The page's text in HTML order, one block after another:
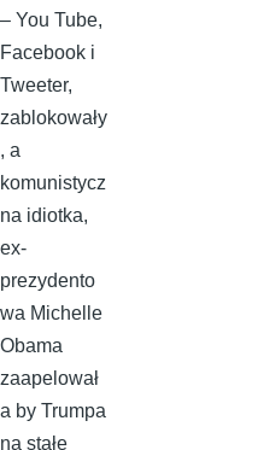
– You Tube,
Facebook i
Tweeter,
zablokowały
, a
komunistycz
na idiotka,
ex-
prezydento
wa Michelle
Obama
zaapelował
a by Trumpa
na stałe